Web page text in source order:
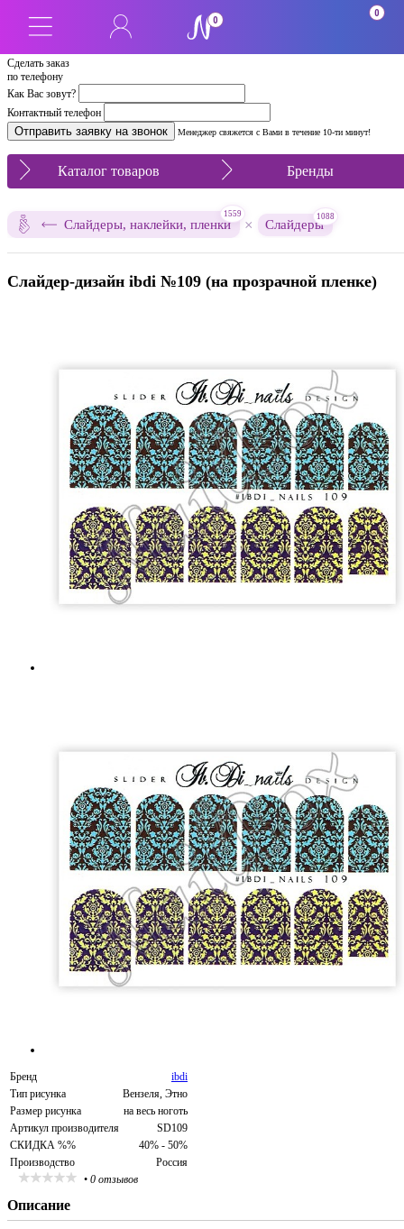
Сделать заказ
по телефону
Как Вас зовут?
Контактный телефон
Менеджер свяжется с Вами в течение 10-ти минут!
0
0
Каталог товаров Бренды
Слайдеры, наклейки, пленки
1559
× Слайдеры
1088
Слайдер-дизайн ibdi №109 (на прозрачной пленке)
Бренд
ibdi
Тип рисунка
Вензеля, Этно
Размер рисунка
на весь ноготь
Артикул производителя
SD109
СКИДКА %%
40% - 50%
Производство
Россия
• 0 отзывов
Описание